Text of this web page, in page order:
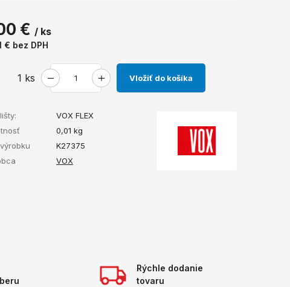
€ / ks
€ bez DPH
1 ks Vložiť do košíka
VOX FLEX
0,01 kg
K27375
VOX
Rýchle dodanie
tovaru